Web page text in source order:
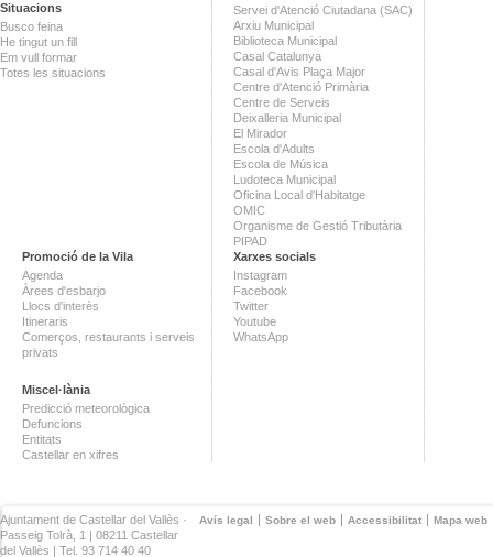
Situacions
Busco feina
He tingut un fill
Em vull formar
Totes les situacions
Servei d'Atenció Ciutadana (SAC)
Arxiu Municipal
Biblioteca Municipal
Casal Catalunya
Casal d'Avis Plaça Major
Centre d'Atenció Primària
Centre de Serveis
Deixalleria Municipal
El Mirador
Escola d'Adults
Escola de Música
Ludoteca Municipal
Oficina Local d'Habitatge
OMIC
Organisme de Gestió Tributària
PIPAD
Promoció de la Vila
Agenda
Àrees d'esbarjo
Llocs d'interès
Itineraris
Comerços, restaurants i serveis
privats
Miscel·lània
Predicció meteorològica
Defuncions
Entitats
Castellar en xifres
Xarxes socials
Instagram
Facebook
Twitter
Youtube
WhatsApp
Avís legal Sobre el web Accessibilitat Mapa web
Ajuntament de Castellar del Vallès ·
Passeig Tolrà, 1 | 08211 Castellar
del Vallès | Tel. 93 714 40 40